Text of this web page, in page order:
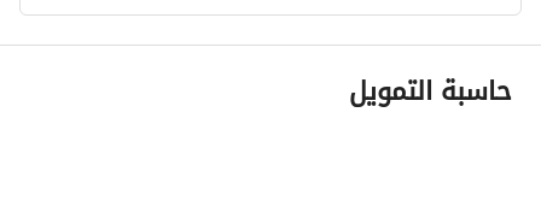
معلومات مسؤول الإعلان
اسم المسؤول
حاسبة التمويل